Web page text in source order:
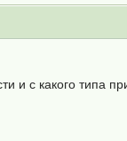
и с какого типа